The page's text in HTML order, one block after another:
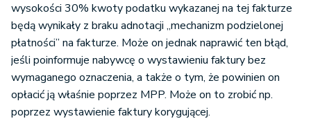
wysokości 30% kwoty podatku wykazanej na tej fakturze
będą wynikały z braku adnotacji „mechanizm podzielonej
płatności” na fakturze. Może on jednak naprawić ten błąd,
jeśli poinformuje nabywcę o wystawieniu faktury bez
wymaganego oznaczenia, a także o tym, że powinien on
opłacić ją właśnie poprzez MPP. Może on to zrobić np.
poprzez wystawienie faktury korygującej.